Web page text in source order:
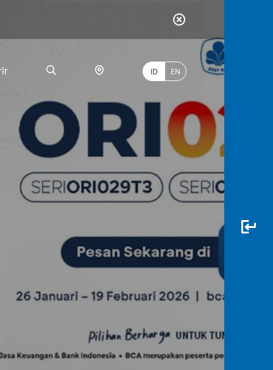
ID EN
PALING
BANYAK
DICARI
myBCA